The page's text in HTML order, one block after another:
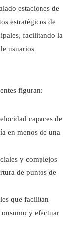
estaciones de
estratégicos de
facilitando la
usuarios
figuran:
capaces de
en menos de una
y complejos
de puntos de
que facilitan
y efectuar